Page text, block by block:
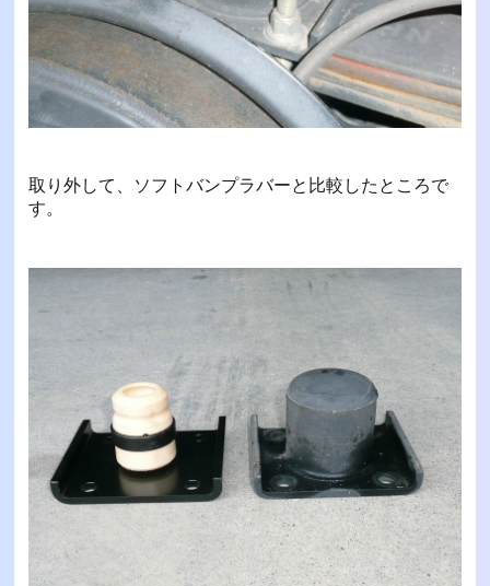
取り外して、ソフトバンプラバーと比較したところで
す。